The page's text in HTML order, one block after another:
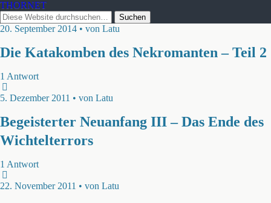
THORNET
20. September 2014 • von Latu
Die Katakomben des Nekromanten – Teil 2
1 Antwort
5. Dezember 2011 • von Latu
Begeisterter Neuanfang III – Das Ende des
Wichtelterrors
1 Antwort
22. November 2011 • von Latu